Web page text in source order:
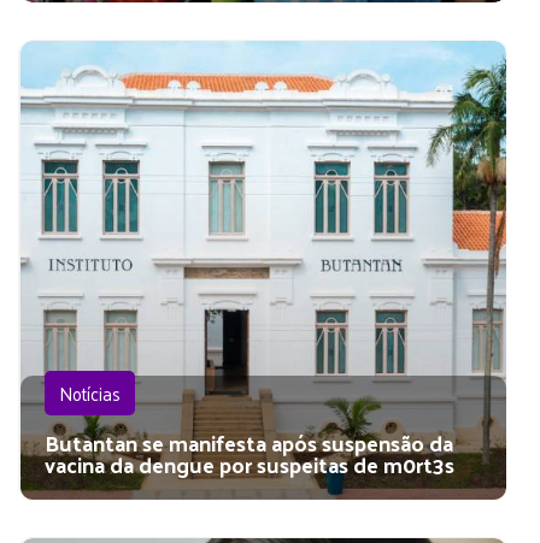
Notícias
Butantan se manifesta após suspensão da
vacina da dengue por suspeitas de m0rt3s